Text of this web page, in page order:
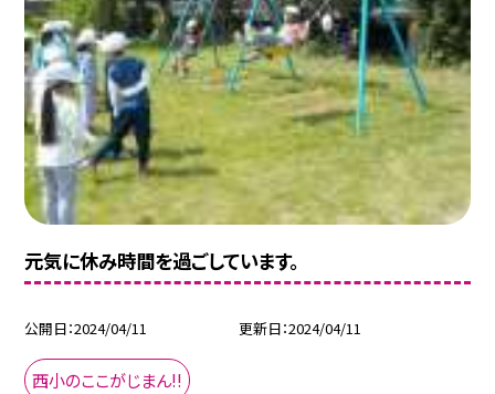
元気に休み時間を過ごしています。
公開日 2024/04/11 更新日 2024/04/11
西小のここがじまん!!